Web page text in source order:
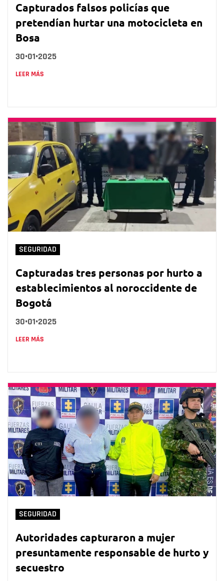
Capturados falsos policías que
pretendían hurtar una motocicleta en
Bosa
30•01•2025
LEER MÁS
SEGURIDAD
Capturadas tres personas por hurto a
establecimientos al noroccidente de
Bogotá
30•01•2025
LEER MÁS
SEGURIDAD
Autoridades capturaron a mujer
presuntamente responsable de hurto y
secuestro